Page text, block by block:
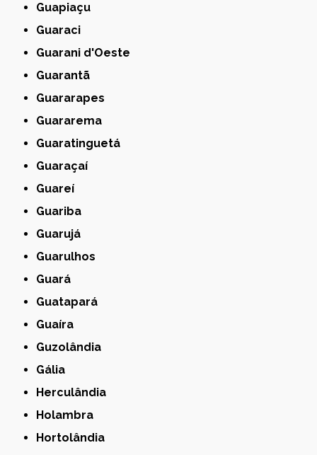
Guapiaçu
Guaraci
Guarani d'Oeste
Guarantã
Guararapes
Guararema
Guaratinguetá
Guaraçaí
Guareí
Guariba
Guarujá
Guarulhos
Guará
Guatapará
Guaíra
Guzolândia
Gália
Herculândia
Holambra
Hortolândia